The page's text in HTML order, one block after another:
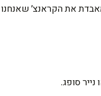
את הקראנצ׳ שאנחנו